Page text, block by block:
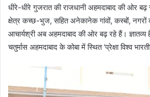
धीरे-धीरे गुजरात की राजधानी अहमदाबाद की ओर
क्षेत्र कच्छ-भुज, सहित अनेकानेक गांवों, कस्बों, नगरों
आचार्यश्री अब अहमदाबाद की ओर बढ़ रहे हैं। ज्ञातव्य
चतुर्मास अहमदाबाद के कोबा में स्थित ‘प्रेक्षा विश्व